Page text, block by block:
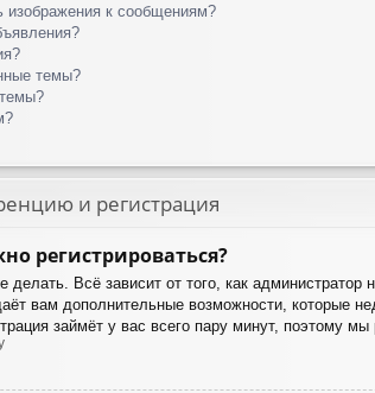
изображения к сообщениям?
темы?
и регистрация
регистрироваться?
делать. Всё зависит от того, как
вам дополнительные возможности, которые
займёт у вас всего пару минут, поэтому